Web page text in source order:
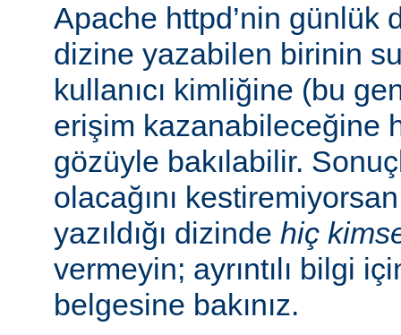
Apache httpd’nin günlük
dizine yazabilen birinin
kullanıcı kimliğine (bu
erişim kazanabileceğine
gözüyle bakılabilir.
olacağını
yazıldığı dizinde hiç
vermeyin; ayrıntılı bilgi
belgesine bakınız.